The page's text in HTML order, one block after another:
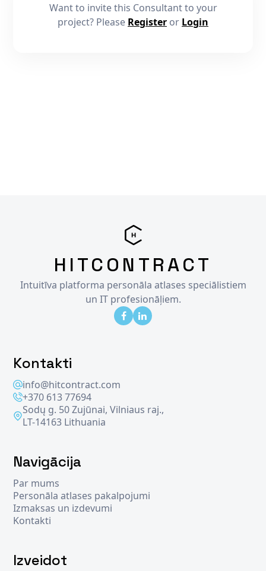
Want to invite this Consultant to your
project? Please Register or Login
HITCONTRACT
Intuitīva platforma personāla atlases speciālistiem
un IT profesionāļiem.
Kontakti
info@hitcontract.com
+370 613 77694
Sodų g. 50 Zujūnai, Vilniaus raj.,
LT-14163 Lithuania
Navigācija
Par mums
Personāla atlases pakalpojumi
Izmaksas un izdevumi
Kontakti
Izveidot